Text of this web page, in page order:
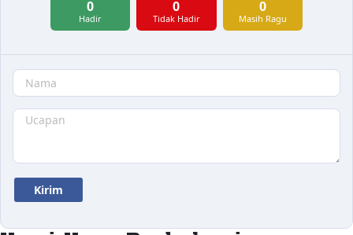
0
Hadir
0
Tidak Hadir
0
Masih Ragu